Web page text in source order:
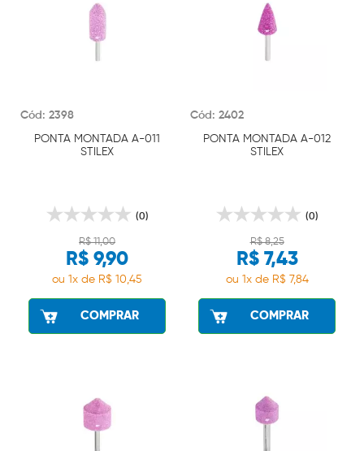
Cód: 2398
PONTA MONTADA A-011
STILEX
(0)
R$ 11,00
R$ 9,90
ou 1x de R$ 10,45
COMPRAR
Cód: 2402
PONTA MONTADA A-012
STILEX
(0)
R$ 8,25
R$ 7,43
ou 1x de R$ 7,84
COMPRAR